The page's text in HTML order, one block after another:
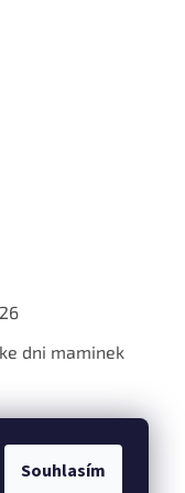
Souhlasím
dni maminek